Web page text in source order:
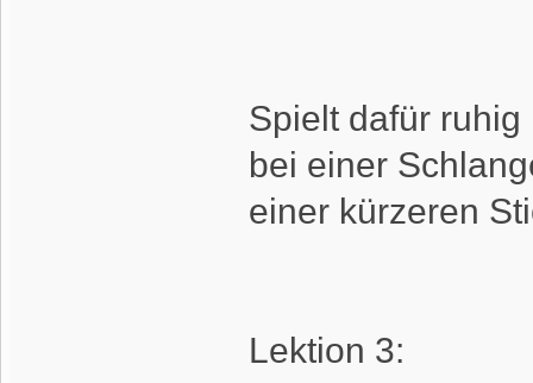
Spielt dafür
bei einer
einer kürzeren
Lektion 3: